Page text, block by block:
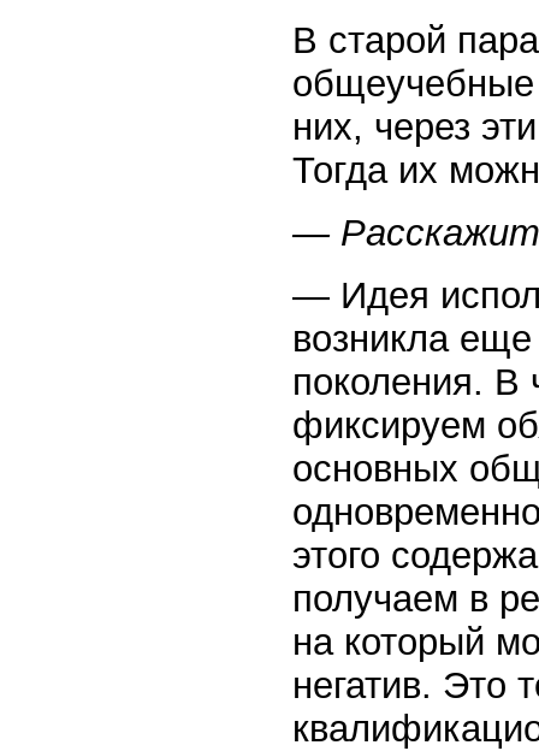
В старой
них, через
Тогда их
—
— Идея
возникла еще
поколения. В
фиксируем
основных
этого
получаем в
на который
негатив. Это